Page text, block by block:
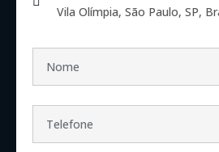
Vila Olímpia, São Paulo, SP,